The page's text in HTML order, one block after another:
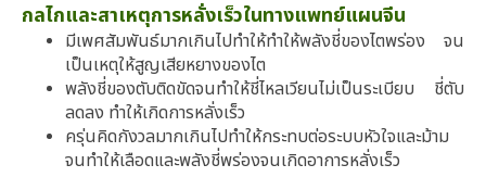
กลไกและสาเหตุการหลั่งเร็วในทางแพทย์แผนจีน
มีเพศสัมพันธ์มากเกินไปทำให้ทำให้พลังชี่ของไตพร่อง จน
เป็นเหตุให้สูญเสียหยางของไต
พลังชี่ของตับติดขัดจนทำให้ชี่ไหลเวียนไม่เป็นระเบียบ ชี่ตับ
ลดลง ทำให้เกิดการหลั่งเร็ว
ครุ่นคิดกังวลมากเกินไปทำให้กระทบต่อระบบหัวใจและม้าม
จนทำให้เลือดและพลังชี่พร่องจนเกิดอาการหลั่งเร็ว